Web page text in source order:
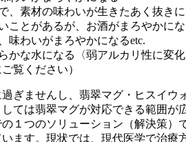
、素材の味わいが生きたあく抜
ことがあるが、お酒がまろやかに
味わいがまろやかになるetc.
かな水になる〈弱アルカリ性に変化
覧ください）
ぎませんし、翡翠マグ・ヒスイウ
マグが対応できる範囲が広
のソリューション（解
状では、現代医学で治療方